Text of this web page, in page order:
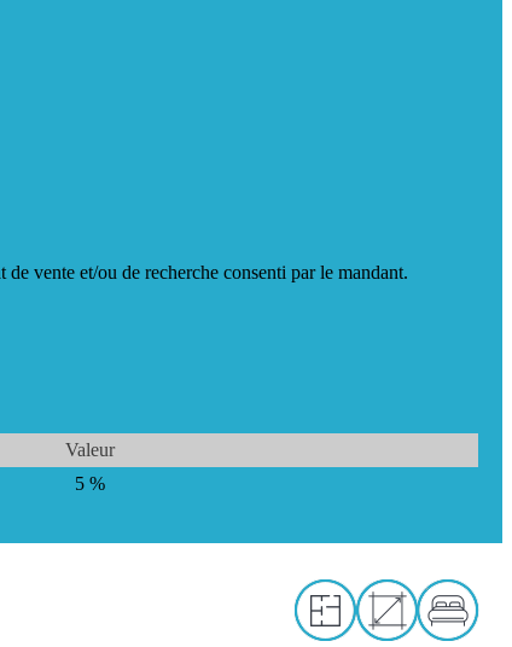
vente et/ou de recherche consenti par le mandant.
Valeur
5 %